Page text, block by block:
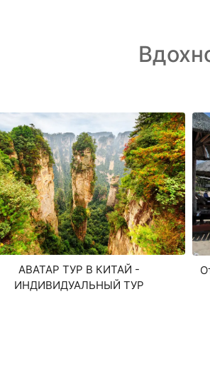
АВАТАР ТУР В КИТАЙ -
ИНДИВИДУАЛЬНЫЙ ТУР